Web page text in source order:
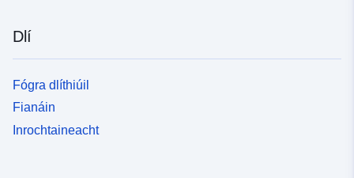
Dlí
Fógra dlíthiúil
Fianáin
Inrochtaineacht